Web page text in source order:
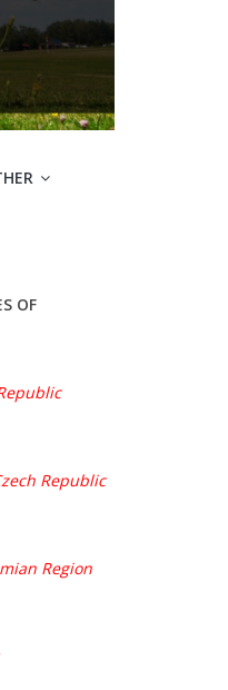
OF
Republic
Region